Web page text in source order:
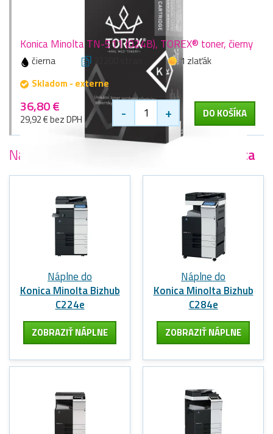
Konica Minolta TN-511 (024B), TOREX® toner, čierny
čierna 32200 stran
1 zlaťák
Skladom - externe
36,80 €
29,92 € bez DPH - + DO KOŠÍKA
Najobľúbenejšie tlačiarne Konica Minolta
Náplne do
Konica Minolta Bizhub
C224e
ZOBRAZIŤ NÁPLNE
Náplne do
Konica Minolta Bizhub
C284e
ZOBRAZIŤ NÁPLNE